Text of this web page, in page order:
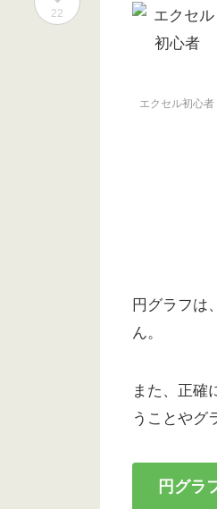
22
エクセル初心者
円グラフは
ん。
また、正確
うことやグ
円グラ